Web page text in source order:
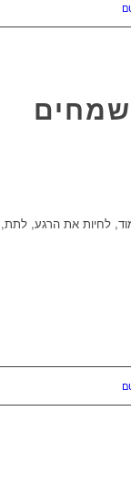
שמחים
לחיות את הרגע, לתת,